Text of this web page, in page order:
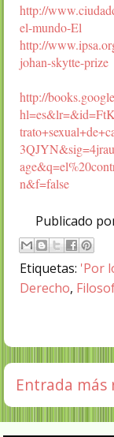
http://
el-mundo-El
http://
johan-skytte-prize
http://
n&f=false
Publicado
Etiquetas: 'Por
Derecho,
Entrada más